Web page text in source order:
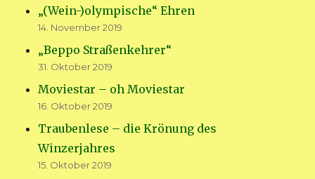
„(Wein-)olympische“ Ehren
14. November 2019
„Beppo Straßenkehrer“
31. Oktober 2019
Moviestar – oh Moviestar
16. Oktober 2019
Traubenlese – die Krönung des
Winzerjahres
15. Oktober 2019